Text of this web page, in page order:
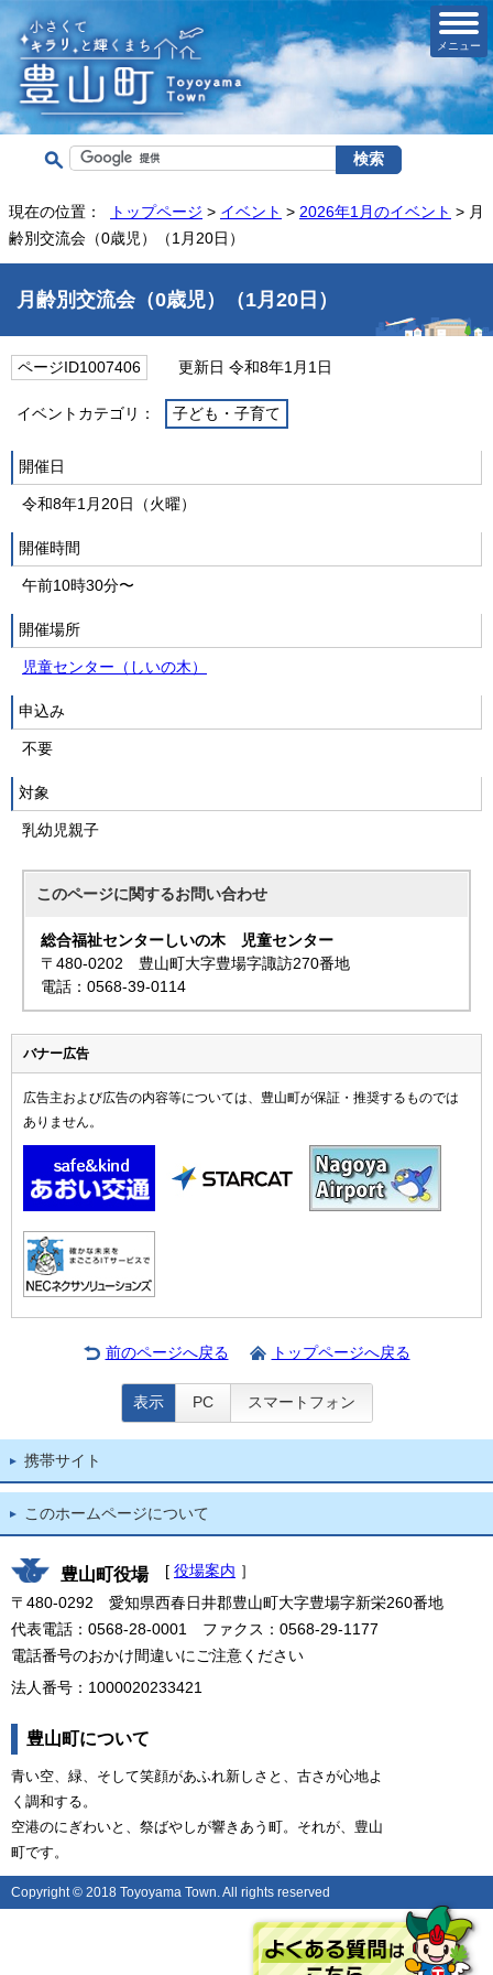
メニュー
現在の位置： トップページ > イベント > 2026年1月のイベント > 月
齢別交流会（0歳児）（1月20日）
月齢別交流会（0歳児）（1月20日）
ページID1007406 更新日 令和8年1月1日
イベントカテゴリ： 子ども・子育て
開催日
令和8年1月20日（火曜）
開催時間
午前10時30分〜
開催場所
児童センター（しいの木）
申込み
不要
対象
乳幼児親子
このページに関するお問い合わせ
総合福祉センターしいの木 児童センター
〒480-0202 豊山町大字豊場字諏訪270番地
電話：0568-39-0114
バナー広告
広告主および広告の内容等については、豊山町が保証・推奨するものでは
ありません。
前のページへ戻る トップページへ戻る
表示 PC スマートフォン
携帯サイト
このホームページについて
豊山町役場 [ 役場案内 ］
〒480-0292 愛知県西春日井郡豊山町大字豊場字新栄260番地
代表電話：0568-28-0001 ファクス：0568-29-1177
電話番号のおかけ間違いにご注意ください
法人番号：1000020233421
豊山町について
青い空、緑、そして笑顔があふれ新しさと、古さが心地よ
く調和する。
空港のにぎわいと、祭ばやしが響きあう町。それが、豊山
町です。
Copyright © 2018 Toyoyama Town. All rights reserved